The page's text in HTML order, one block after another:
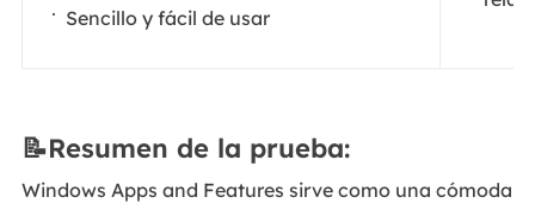
Sencillo y fácil de usar
📝Resumen de la prueba:
Windows Apps and Features sirve como una cómoda